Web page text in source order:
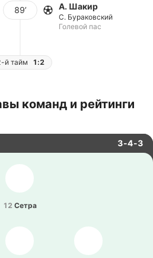
89’
А. Шакир
С. Бураковский
Голевой пас
й тайм 1:2
команд и рейтинги
3-4-3
12 Сетра